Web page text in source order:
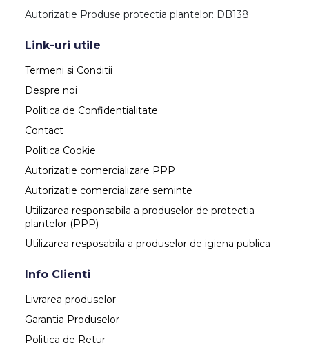
Autorizatie Produse protectia plantelor: DB138
Link-uri utile
Termeni si Conditii
Despre noi
Politica de Confidentialitate
Contact
Politica Cookie
Autorizatie comercializare PPP
Autorizatie comercializare seminte
Utilizarea responsabila a produselor de protectia
plantelor (PPP)
Utilizarea resposabila a produselor de igiena publica
Info Clienti
Livrarea produselor
Garantia Produselor
Politica de Retur